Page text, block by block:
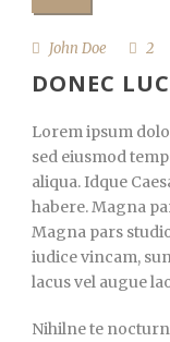
John Doe 2
DONEC
Lorem ipsum
sed eiusmod
aliqua. Idque
habere. Magna
Magna pars
iudice vincam,
lacus vel augue
Nihilne te